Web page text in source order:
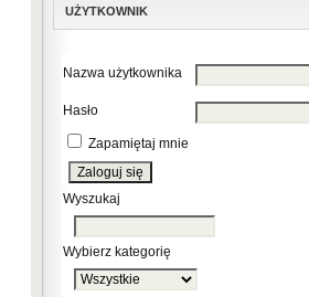
UŻYTKOWNIK
Nazwa użytkownika
Hasło
Zapamiętaj mnie
Wyszukaj
Wybierz kategorię